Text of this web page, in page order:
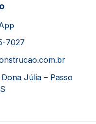
7027
Júlia – Passo